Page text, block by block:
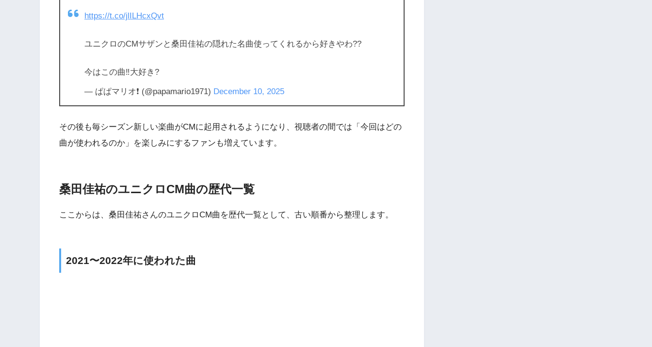
https://t.co/jlILHcxQvt
ユニクロのCMサザンと桑田佳祐の隠れた名曲使ってくれるから好きやわ??
今はこの曲‼️大好き?
— ぱぱマリオ❗️ (@papamario1971) December 10, 2025
その後も毎シーズン新しい楽曲がCMに起用されるようになり、視聴者の間では「今回はどの
曲が使われるのか」を楽しみにするファンも増えています。
桑田佳祐のユニクロCM曲の歴代一覧
ここからは、桑田佳祐さんのユニクロCM曲を歴代一覧として、古い順番から整理します。
2021〜2022年に使われた曲